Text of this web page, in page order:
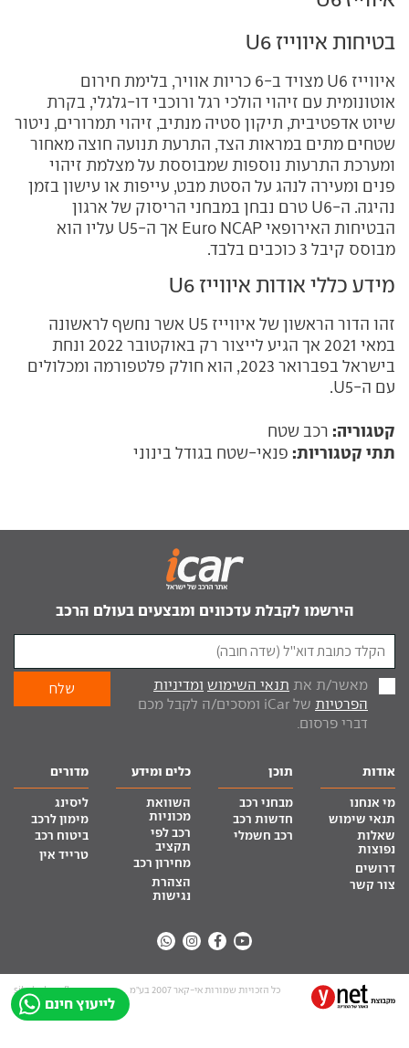
בטיחות איווייז U6
איווייז U6 מצויד ב-6 כריות אוויר, בלימת חירום
אוטונומית עם זיהוי הולכי רגל ורוכבי דו-גלגלי, בקרת
שיוט אדפטיבית, תיקון סטיה מנתיב, זיהוי תמרורים, ניטור
שטחים מתים במראות הצד, התרעת תנועה חוצה מאחור
ומערכת התרעות נוספות שמבוססת על מצלמת זיהוי
פנים ומעירה לנהג על הסטת מבט, עייפות או עישון בזמן
נהיגה. ה-U6 טרם נבחן במבחני הריסוק של ארגון
הבטיחות האירופאי Euro NCAP אך ה-U5 עליו הוא
מבוסס קיבל 3 כוכבים בלבד.
מידע כללי אודות איווייז U6
זהו הדור הראשון של איווייז U5 אשר נחשף לראשונה
במאי 2021 אך הגיע לייצור רק באוקטובר 2022 ונחת
בישראל בפברואר 2023, הוא חולק פלטפורמה ומכלולים
עם ה-U5.
קטגוריה: רכב שטח
תתי קטגוריות: פנאי-שטח בגודל בינוני
לייעוץ חינם
הירשמו לקבלת עדכונים ומבצעים בעולם הרכב
מאשר/ת את תנאי השימוש ומדיניות
הפרטיות
של iCar ומסכים/ה לקבל מכם
דברי פרסום.
אודות
מי אנחנו
תנאי שימוש
שאלות
נפוצות
דרושים
צור קשר
תוכן
מבחני רכב
חדשות רכב
רכב חשמלי
כלים ומידע
השוואת
מכוניות
רכב לפי
תקציב
מחירון רכב
הצהרת
נגישות
מדורים
ליסינג
מימון לרכב
ביטוח רכב
טרייד אין
כל הזכויות שמורות אי-קאר 2007 בע”מ site by tq.soft